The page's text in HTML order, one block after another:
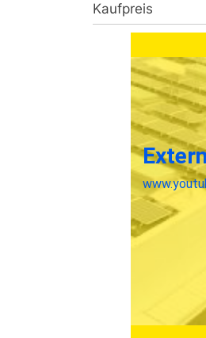
Kaufpreis